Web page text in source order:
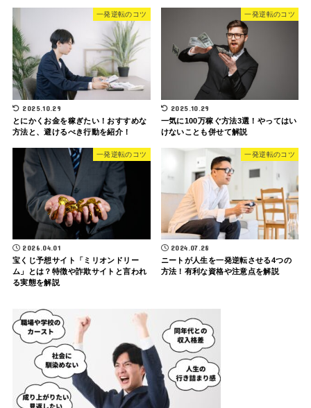
一発逆転のコツ
2025.10.29
とにかくお金を稼ぎたい！おすすめな
方法と、避けるべき行動を紹介！
一発逆転のコツ
2025.10.29
一気に100万稼ぐ方法3選！やってはい
けないことも併せて解説
一発逆転のコツ
2026.04.01
宝くじ予想サイト「ミリオンドリー
ム」とは？特徴や詐欺サイトと言われ
る実態を解説
一発逆転のコツ
2024.07.28
ニートが人生を一発逆転させる4つの
方法！有利な資格や注意点を解説